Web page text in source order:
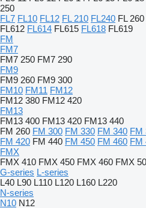
250
FL7 FL10 FL12 FL 210 FL240 FL 260
FL612 FL614 FL615 FL618 FL619
FM
FM7
FM7 250 FM7 290
FM9
FM9 260 FM9 300
FM10 FM11 FM12
FM12 380 FM12 420
FM13
FM13 400 FM13 420 FM13 440
FM 260 FM 300 FM 330 FM 340 FM
FM 420 FM 440 FM 450 FM 460 FM
FMX
FMX 410 FMX 450 FMX 460 FMX
G-series L-series
L40 L90 L110 L120 L160 L220
N-series
N10 N12